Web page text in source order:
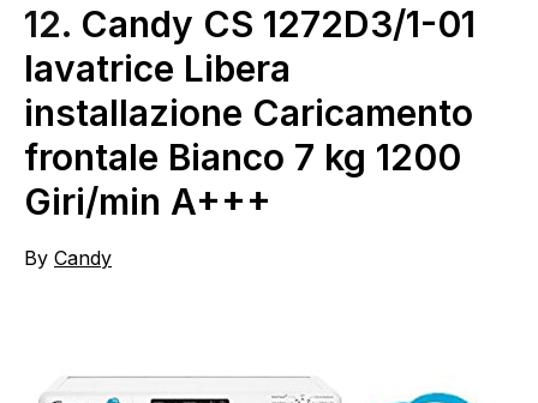
12. Candy CS 1272D3/1-01
lavatrice Libera
installazione Caricamento
frontale Bianco 7 kg 1200
Giri/min A+++
By Candy